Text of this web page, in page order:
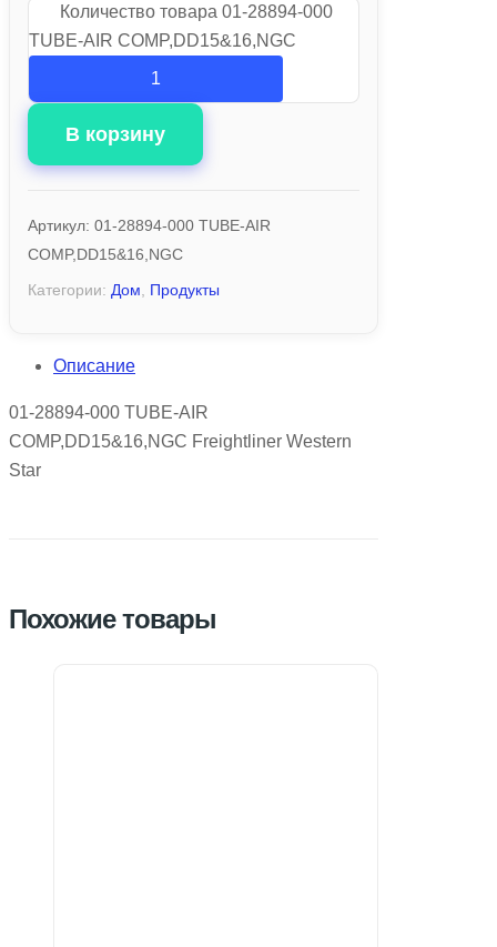
Количество товара 01-28894-000
TUBE-AIR COMP,DD15&16,NGC
В корзину
Артикул: 01-28894-000 TUBE-AIR
COMP,DD15&16,NGC
Категории: Дом Продукты
Описание
01-28894-000 TUBE-AIR
COMP,DD15&16,NGC Freightliner Western
Star
Похожие товары